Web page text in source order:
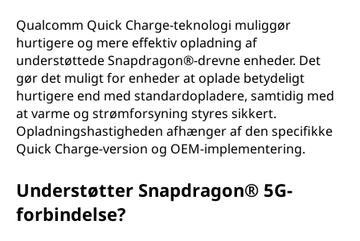
Qualcomm Quick Charge-teknologi muliggør
hurtigere og mere effektiv opladning af
understøttede Snapdragon®-drevne enheder. Det
gør det muligt for enheder at oplade betydeligt
hurtigere end med standardopladere, samtidig med
at varme og strømforsyning styres sikkert.
Opladningshastigheden afhænger af den specifikke
Quick Charge-version og OEM-implementering.
Understøtter Snapdragon® 5G-
forbindelse?